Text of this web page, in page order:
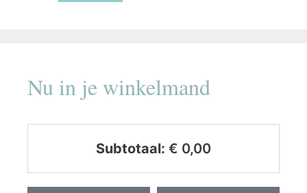
Nu in je winkelmand
Subtotaal: € 0,00